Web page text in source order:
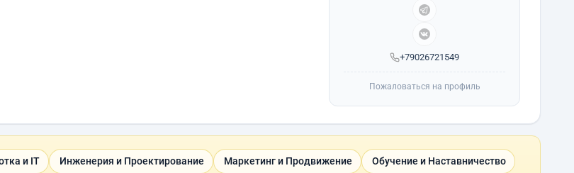
+79026721549
Пожаловаться на профиль
и IT Инженерия и Проектирование Маркетинг и Продвижение Обучение и Наставничество